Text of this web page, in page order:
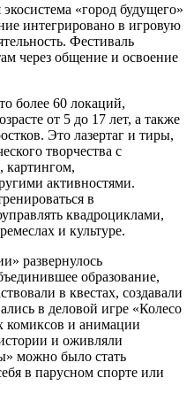
«город будущего»
интегрировано в игровую
Фестиваль
через общение и освоение
более 60 локаций,
от 5 до 17 лет, а также
Это лазертаг и тиры,
творчества с
картингом,
активностями.
в
квадроциклами,
и культуре.
развернулось
образование,
в квестах, создавали
в деловой игре «Колесо
комиксов и анимации
и оживляли
можно было стать
в парусном спорте или